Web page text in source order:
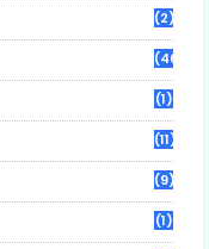
(2)
(46)
(1)
(11)
(9)
(1)